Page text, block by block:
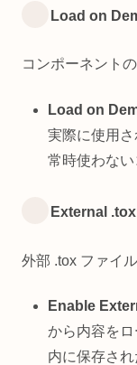
Load on
コンポーネント
Load on
実際に使用さ
常時使わな
External .tox
外部 .tox ファイ
Enable
から内容を
内に保存さ